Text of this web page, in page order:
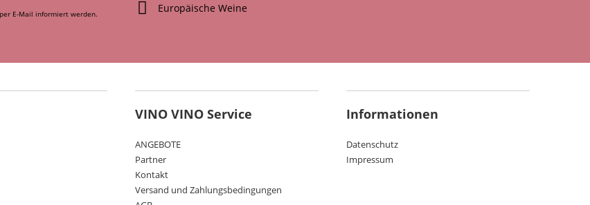
E-Mail informiert werden.
Europäische Weine
VINO VINO Service
ANGEBOTE
Partner
Kontakt
Versand und Zahlungsbedingungen
Informationen
Datenschutz
Impressum